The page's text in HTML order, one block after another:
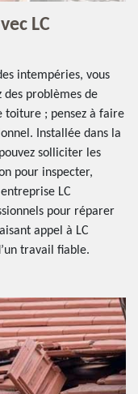
LC
intempéries, vous
problèmes de
toiture ; pensez à faire
Installée dans la
solliciter les
pour inspecter,
LC
pour réparer
appel à LC
travail fiable.